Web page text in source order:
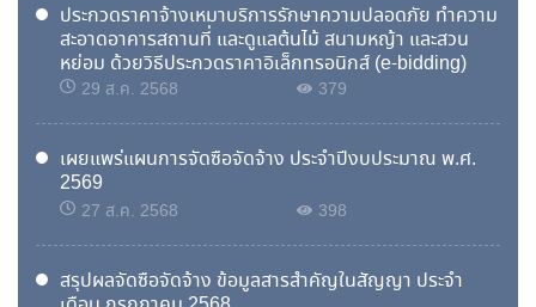
ประกวดราคาจ้างเหมาบริการรักษาความปลอดภัย ทำความ
สะอาดอาคารสถานที่ และดูแลต้นไม้ สนามหญ้า และสวน
หย่อม ด้วยวิธีประกวดราคาอิเล็กทรอนิกส์ (e-bidding)
29 ส.ค. 2568 379
เผยแพร่แผนการจัดซื้อจัดจ้าง ประจำปีงบประมาณ พ.ศ.
2569
27 ส.ค. 2568 398
สรุปผลจัดซื้อจัดจ้าง ข้อมูลสารสำคัญในสัญญา ประจำ
20 รับสมัครฝึกอบรมทักษะอาชีพประเภทการฝึกอาชีพเสริมหลักสูตรโซล่าเซลล์แสงอาทิตย์